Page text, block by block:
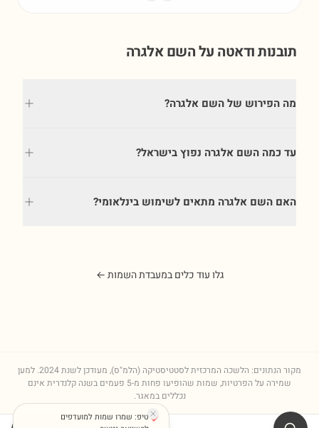
תובנות ודאטה על השםאלגרה
מה הפירוש של השם אלגרה?
עד כמה השם אלגרה נפוץ בישראל?
האם השם אלגרה מתאים לשימוש בינלאומי?
גלו עוד כלים במעבדת השמות ←
מקור הנתונים: הלשכה המרכזית לסטטיסטיקה (הלמ"ס), מעודכן לשנת2024. למען
שמירה על הפרטיות, שמות שהופיעו פחות מ-5 פעמים בשנה קלנדרית אינם
נכללים במאגר.
טיפ: שמרו שמות למועדפים